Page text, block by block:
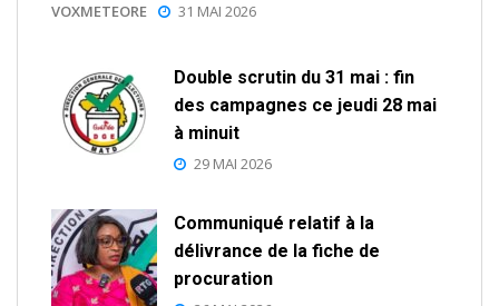
VOXMETEORE 31 MAI 2026
Double scrutin du 31 mai : fin
des campagnes ce jeudi 28 mai
à minuit
29 MAI 2026
Communiqué relatif à la
délivrance de la fiche de
procuration